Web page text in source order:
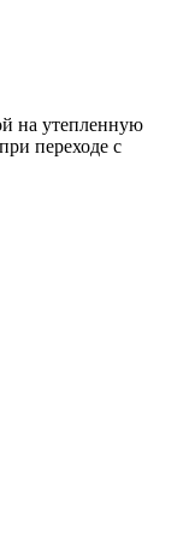
на утепленную
переходе с